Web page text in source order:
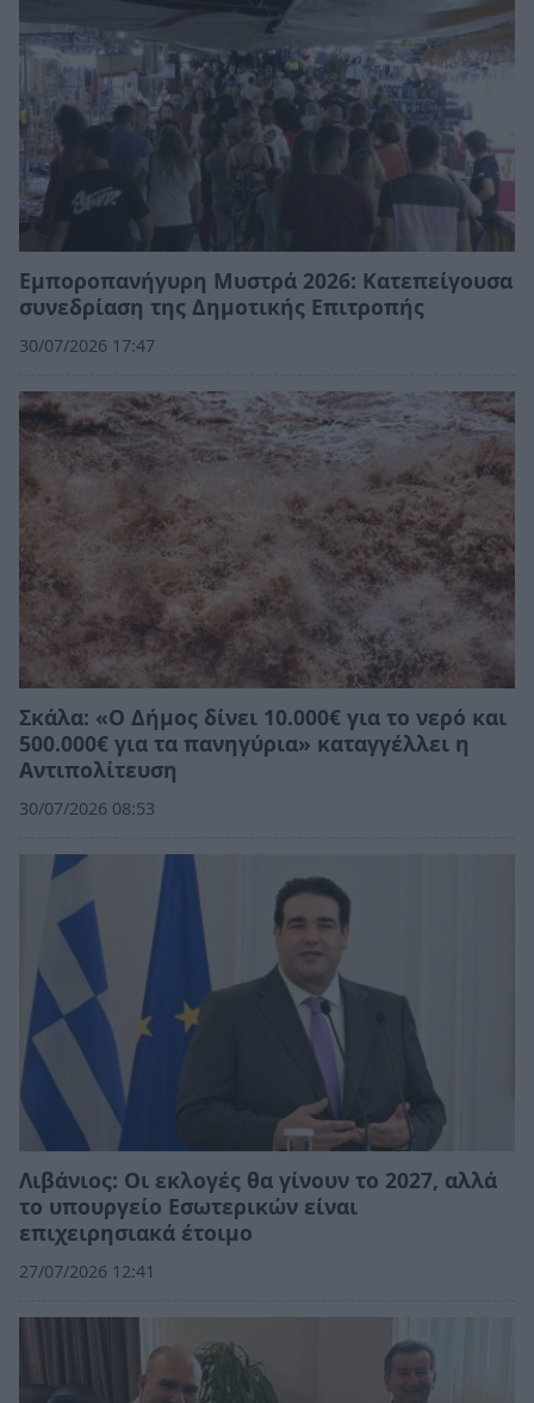
Εμποροπανήγυρη Μυστρά 2026: Κατεπείγουσα
συνεδρίαση της Δημοτικής Επιτροπής
30/07/2026 17:47
Σκάλα: «Ο Δήμος δίνει 10.000€ για το νερό και
500.000€ για τα πανηγύρια» καταγγέλλει η
Αντιπολίτευση
30/07/2026 08:53
Λιβάνιος: Οι εκλογές θα γίνουν το 2027, αλλά
το υπουργείο Εσωτερικών είναι
επιχειρησιακά έτοιμο
27/07/2026 12:41